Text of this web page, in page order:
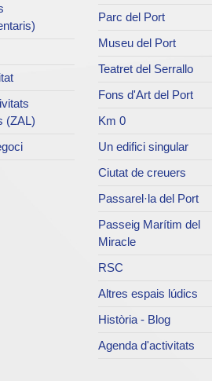
(ZAL)
Parc del Port
Museu del Port
Teatret del Serrallo
Fons d'Art del Port
Km 0
Un edifici singular
Ciutat de creuers
Passarel·la del Port
Passeig Marítim del
Miracle
RSC
Altres espais lúdics
Història - Blog
Agenda d'activitats